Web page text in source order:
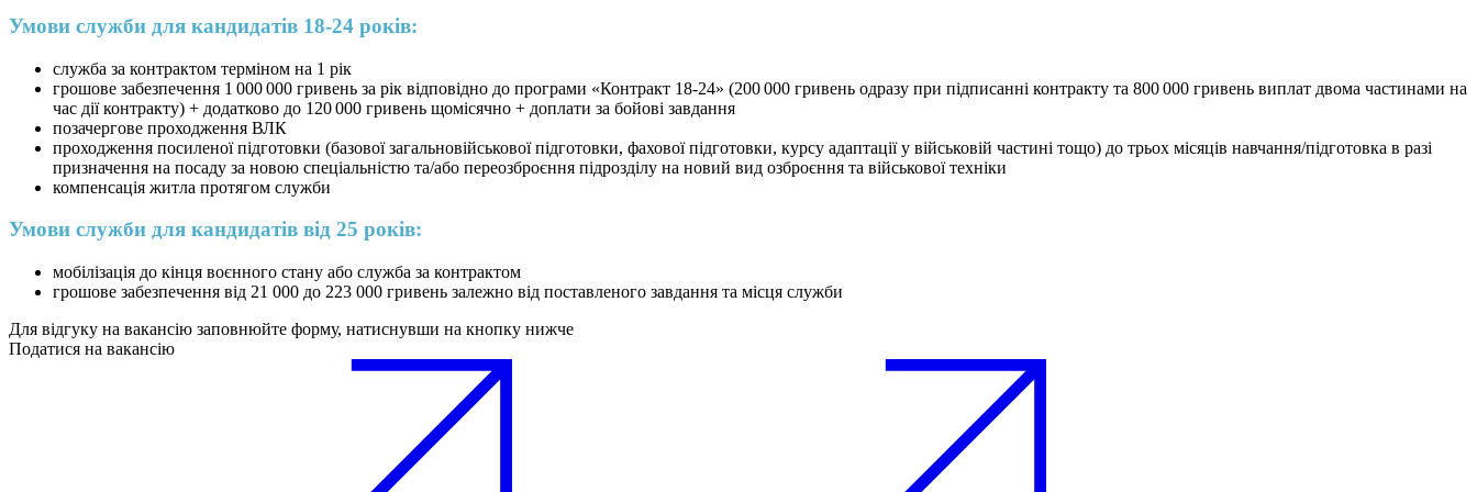
Умови служби для кандидатів 18-24 років:
служба за контрактом терміном на 1 рік
грошове забезпечення 1 000 000 гривень за рік відповідно до програми «Контракт 18-24» (200 000 гривень одразу при підписанні контракту та 800 000 гривень виплат двома частинами на
час дії контракту) + додатково до 120 000 гривень щомісячно + доплати за бойові завдання
позачергове проходження ВЛК
проходження посиленої підготовки (базової загальновійськової підготовки, фахової підготовки, курсу адаптації у військовій частині тощо) до трьох місяців навчання/підготовка в разі
призначення на посаду за новою спеціальністю та/або переозброєння підрозділу на новий вид озброєння та військової техніки
компенсація житла протягом служби
Умови служби для кандидатів від 25 років:
мобілізація до кінця воєнного стану або служба за контрактом
грошове забезпечення від 21 000 до 223 000 гривень залежно від поставленого завдання та місця служби
Для відгуку на вакансію заповнюйте форму, натиснувши на кнопку нижче
Податися на вакансію